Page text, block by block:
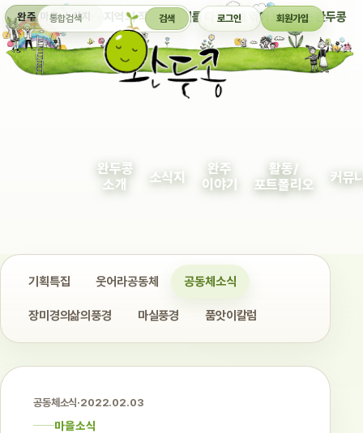
완주 마을 소식지 지역의 작은 이야기를 다정하게 엮어 보여주는 완두콩
통합검색 검색 로그인 회원가입
완두콩
소개
소식지
완주
이야기
활동/
포트폴리오
커뮤
기획특집 웃어라공동체 공동체소식
장미경의삶의풍경 마실풍경 품앗이칼럼
공동체소식·2022.02.03
마을소식